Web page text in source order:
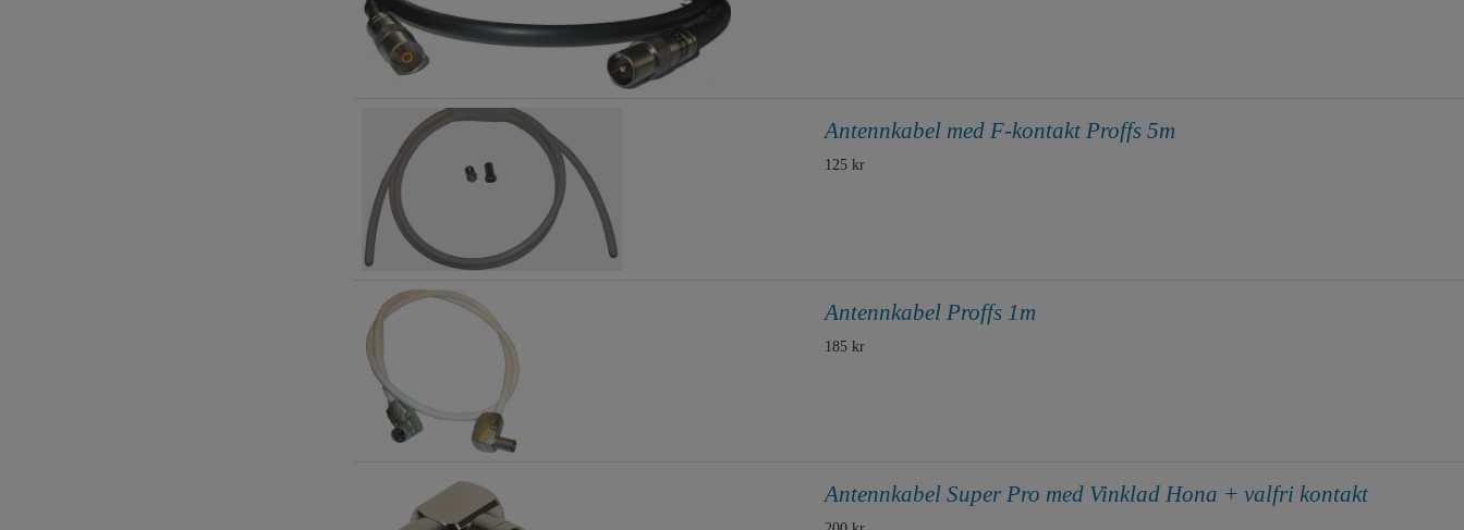
Antennkabel med F-kontakt Proffs 5m
125 kr
Antennkabel Proffs 1m
185 kr
Antennkabel Super Pro med Vinklad Hona + valfri kontakt